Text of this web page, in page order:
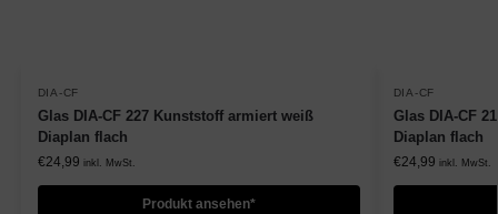
DIA-CF
Glas DIA-CF 227 Kunststoff armiert weiß
Diaplan flach
€24,99 inkl. MwSt.
Produkt ansehen*
DIA-CF
Glas DIA-CF
Diaplan flach
€24,99 inkl. MwSt.